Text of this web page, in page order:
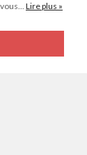
Lire plus »